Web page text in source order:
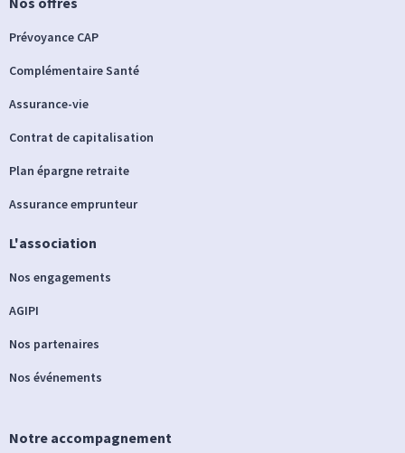
Prévoyance CAP
Complémentaire Santé
Assurance-vie
Contrat de capitalisation
Plan épargne retraite
Assurance emprunteur
L'association
Nos engagements
AGIPI
Nos partenaires
Nos événements
Notre accompagnement